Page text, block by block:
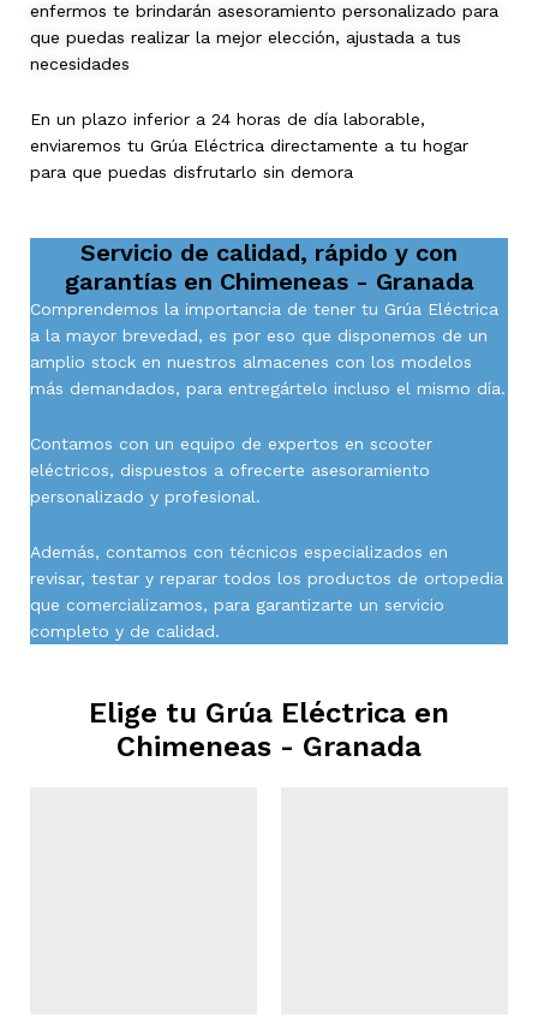
enfermos te brindarán asesoramiento personalizado para
que puedas realizar la mejor elección, ajustada a tus
necesidades
En un plazo inferior a 24 horas de día laborable,
enviaremos tu Grúa Eléctrica directamente a tu hogar
para que puedas disfrutarlo sin demora
Servicio de calidad, rápido y con
garantías en Chimeneas - Granada
Comprendemos la importancia de tener tu Grúa Eléctrica
a la mayor brevedad, es por eso que disponemos de un
amplio stock en nuestros almacenes con los modelos
más demandados, para entregártelo incluso el mismo día.
Contamos con un equipo de expertos en scooter
eléctricos, dispuestos a ofrecerte asesoramiento
personalizado y profesional.
Además, contamos con técnicos especializados en
revisar, testar y reparar todos los productos de ortopedia
que comercializamos, para garantizarte un servicio
completo y de calidad.
Elige tu Grúa Eléctrica en
Chimeneas - Granada